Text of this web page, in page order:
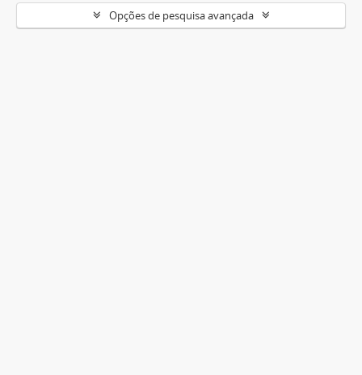
Opções de pesquisa avançada